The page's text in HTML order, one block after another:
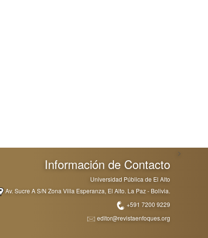
Información de Contacto
Universidad Pública de El Alto
Av. Sucre A S/N Zona Villa Esperanza, El Alto. La Paz - Bolivia.
+591 7200 9229
editor@revistaenfoques.org
>